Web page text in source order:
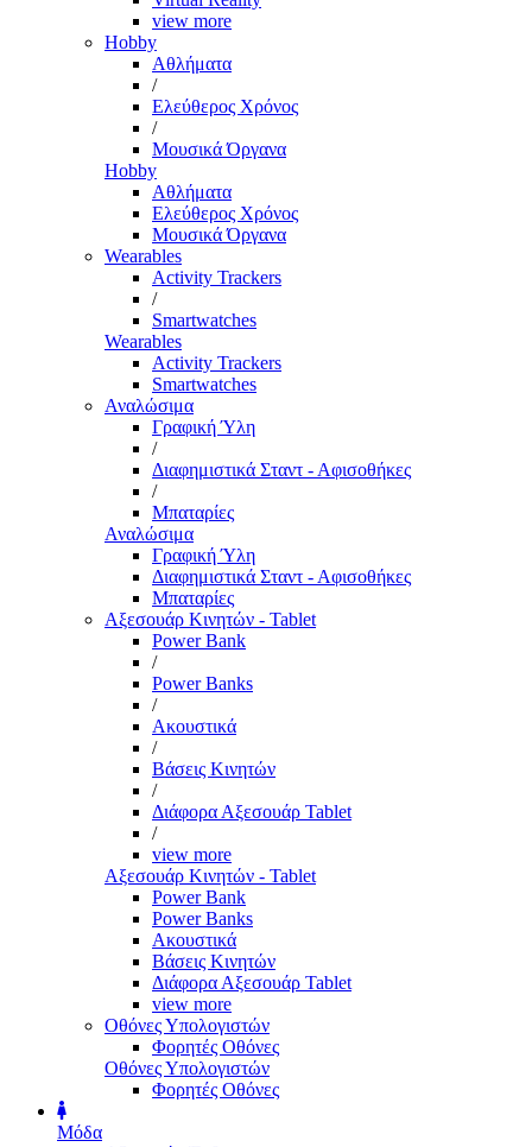
view more
Hobby
Αθλήματα
/
Ελεύθερος Χρόνος
/
Μουσικά Όργανα
Hobby
Αθλήματα
Ελεύθερος Χρόνος
Μουσικά Όργανα
Wearables
Activity Trackers
/
Smartwatches
Wearables
Activity Trackers
Smartwatches
Αναλώσιμα
Γραφική Ύλη
/
Διαφημιστικά Σταντ - Αφισοθήκες
/
Μπαταρίες
Αναλώσιμα
Γραφική Ύλη
Διαφημιστικά Σταντ - Αφισοθήκες
Μπαταρίες
Αξεσουάρ Κινητών - Tablet
Power Bank
/
Power Banks
/
Ακουστικά
/
Βάσεις Κινητών
/
Διάφορα Αξεσουάρ Tablet
/
view more
Αξεσουάρ Κινητών - Tablet
Power Bank
Power Banks
Ακουστικά
Βάσεις Κινητών
Διάφορα Αξεσουάρ Tablet
view more
Οθόνες Υπολογιστών
Φορητές Οθόνες
Οθόνες Υπολογιστών
Φορητές Οθόνες
Μόδα